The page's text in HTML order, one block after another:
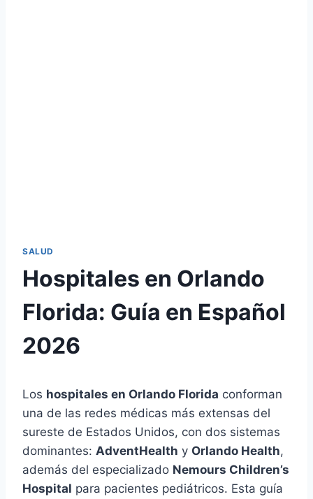
SALUD
Hospitales en Orlando
Florida: Guía en Español
2026
Los hospitales en Orlando Florida conforman
una de las redes médicas más extensas del
sureste de Estados Unidos, con dos sistemas
dominantes: AdventHealth y Orlando Health,
además del especializado Nemours Children’s
Hospital para pacientes pediátricos. Esta guía